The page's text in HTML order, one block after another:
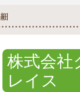
株式会社
レイス